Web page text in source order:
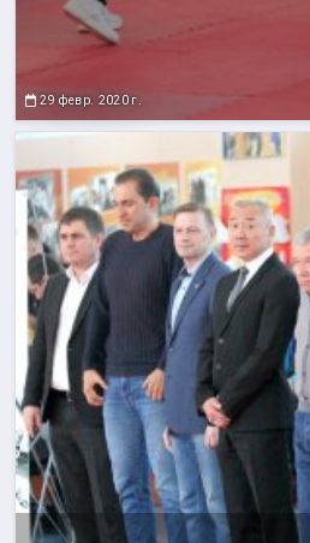
29 февр. 2020 г.